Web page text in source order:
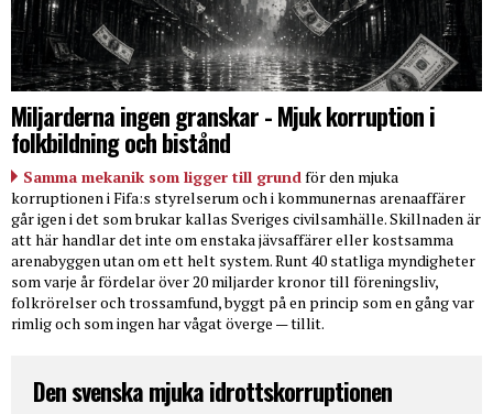
Miljarderna ingen granskar - Mjuk korruption i
folkbildning och bistånd
Samma mekanik som ligger till grundför den mjuka
korruptionen i Fifa:s styrelserum och i kommunernas arenaaffärer
går igen i det som brukar kallas Sveriges civilsamhälle. Skillnaden är
att här handlar det inte om enstaka jävsaffärer eller kostsamma
arenabyggen utan om ett helt system. Runt 40 statliga myndigheter
som varje år fördelar över 20 miljarder kronor till föreningsliv,
folkrörelser och trossamfund, byggt på en princip som en gång var
rimlig och som ingen har vågat överge — tillit.
Den svenska mjuka idrottskorruptionen